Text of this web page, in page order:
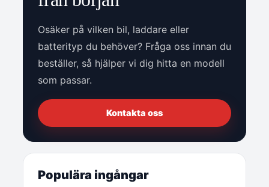
Osäker på vilken bil, laddare eller
batterityp du behöver? Fråga oss innan du
beställer, så hjälper vi dig hitta en modell
som passar.
Kontakta oss
Populära ingångar